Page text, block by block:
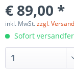
€ 89,00 *
inkl. MwSt.zzgl.
Sofort